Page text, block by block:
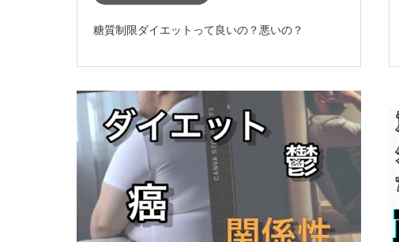
糖質制限ダイエットって良いの？悪いの？